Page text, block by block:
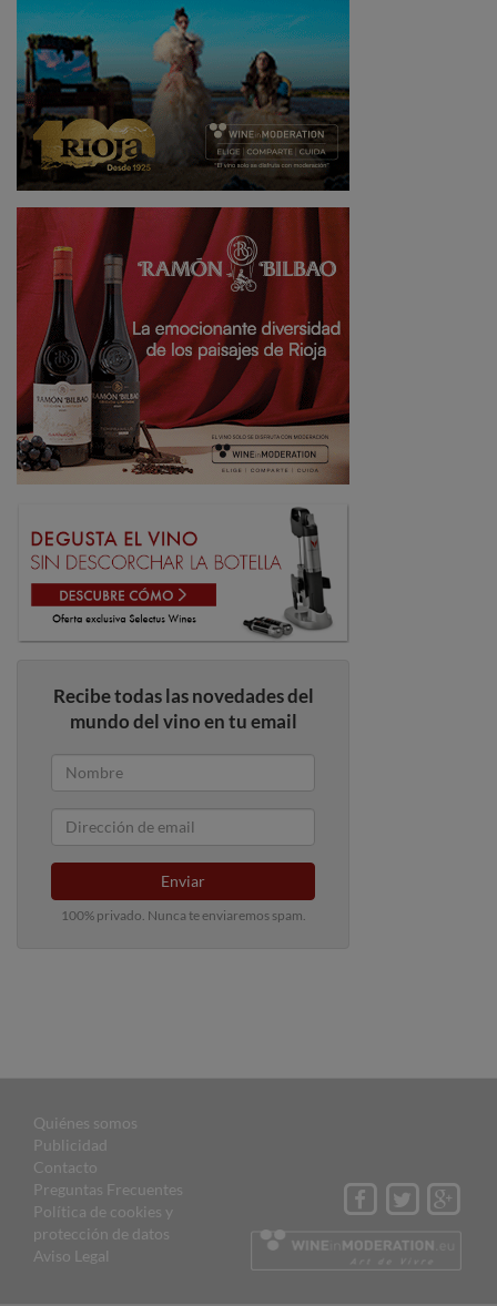
Recibe todas las novedades del
mundo del vino en tu email
Enviar
100% privado. Nunca te enviaremos spam.
Quiénes somos
Publicidad
Contacto
Preguntas Frecuentes
Política de cookies y
protección de datos
Aviso Legal